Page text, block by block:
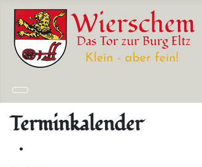
Terminkalender